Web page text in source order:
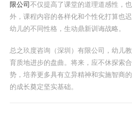
限公司不仅提高了课堂的道理道感性，
外，课程内容的各样化和个性化打算也
幼儿的不同性格，生动鼎新训诲战略。
总之玖度咨询（深圳）有限公司，幼儿
育质地进步的盘曲。将来，应不休探索
势，培养更多具有立异精神和实施智商
的成长奠定坚实基础。